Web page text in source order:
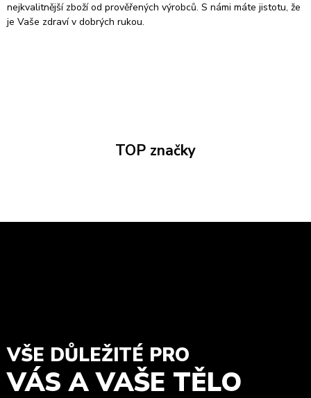
nejkvalitnější zboží od prověřených výrobců. S námi máte jistotu, že
je Vaše zdraví v dobrých rukou.
TOP značky
VŠE DŮLEŽITÉ PRO
VÁS A VAŠE TĚLO